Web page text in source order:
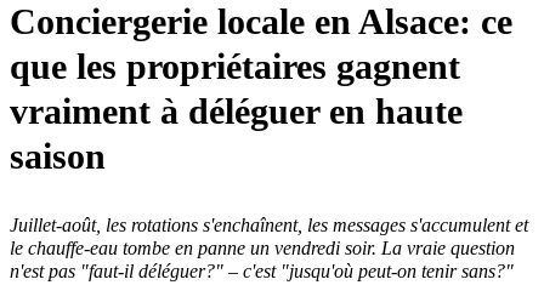
Conciergerie locale en Alsace: ce
que les propriétaires gagnent
vraiment à déléguer en haute
saison
Juillet-août, les rotations s'enchaînent, les messages s'accumulent et
le chauffe-eau tombe en panne un vendredi soir. La vraie question
n'est pas "faut-il déléguer?" – c'est "jusqu'où peut-on tenir sans?"